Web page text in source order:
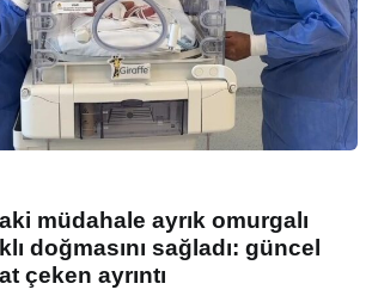
müdahale ayrık omurgalı
doğmasını sağladı: güncel
çeken ayrıntı